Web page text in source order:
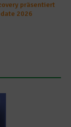
präsentiert
2026